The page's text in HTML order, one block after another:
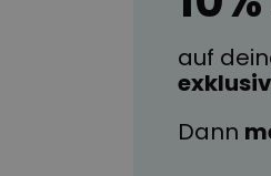
auf
Dann